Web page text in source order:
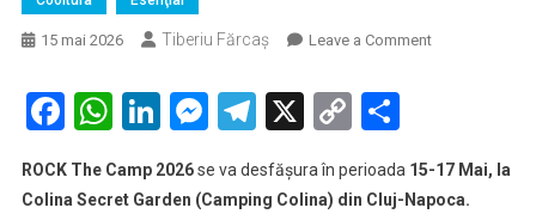
15 mai 2026 Tiberiu Fărcaş Leave a Commenton
uniți-
vă!
Facebook
WhatsApp
LinkedIn
Messenger
Telegram
X Copy
ROCK The Camp 2026se va desfășura în perioada 15-17 Mai, la
Colina Secret Garden (Camping Colina) din Cluj-Napoca.